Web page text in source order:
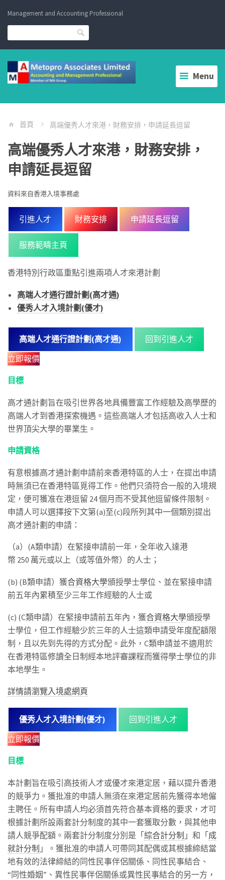
content
Management and Accounting Professional
Search
Menu
首頁 高端優秀人才來港，財務安排，申請延長逗留
高端優秀人才來港，財務安排，
申請延長逗留
資料來自香港入境事務處
引進人才 財務安排 申請延長逗留
服務範疇主頁
香港特別行政區重點引進兩項人才來港計劃
高端人才通行證計劃(高才通)
優秀人才入境計劃(優才)
高端人才通行證計劃(高才通)
回到引進人才
立即報價
目標
高才通計劃旨在吸引世界各地具備豐富工作經驗及高學歷的
高端人才到香港探索機遇。這些高端人才包括高收入人士和
世界頂尖大學的畢業生。
申請資格
有意根據高才通計劃申請前來香港特區的人士，在提出申請
時無須已在香港特區覓得工作。他們只須符合一般的入境規
定，便可獲准在港逗留 24 個月而不受其他逗留條件限制。
申請人可以選擇按下文第(a)至(c)段所列其中一個類別提出
高才通計劃的申請：
（a）(A類申請）在緊接申請前一年，全年收入達港
幣 250 萬元或以上（或等值外幣）的人士；
(b) (B類申請）獲合資格大學頒授學士學位、並在緊接申請
前五年內累積至少三年工作經驗的人士或
(c) (C類申請）在緊接申請前五年內，獲合資格大學頒授學
士學位，但工作經驗少於三年的人士這類申請受年度配額限
制，且以先到先得的方式分配。此外，C類申請並不適用於
在香港特區修讀全日制經本地評審課程而獲得學士學位的非
本地學生。
詳情請瀏覽入境處網頁
優秀人才入境計劃(優才)
回到引進人才
立即報價
目標
本計劃旨在吸引高技術人才或優才來港定居，藉以提升香港
的競爭力。獲批准的申請人無須在來港定居前先獲得本地僱
主聘任。所有申請人均必須首先符合基本資格的要求，才可
根據計劃所設兩套計分制度的其中一套獲取分數，與其他申
請人競爭配額。兩套計分制度分別是「綜合計分制 」和「成
就計分制 」。獲批准的申請人可帶同其配偶或其根據締結當
地有效的法律締結的同性民事伴侶關係、同性民事結合、
“同性婚姻”、異性民事伴侶關係或異性民事結合的另一方，